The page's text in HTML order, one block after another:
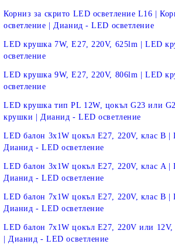
Корниз за скрито LED осветление L16 |
осветление | Дианид - LED осветление
LED крушка 7W, E27, 220V, 625lm | LED
осветление
LED крушка 9W, E27, 220V, 806lm | LED
осветление
LED крушка тип PL 12W, цокъл G23 или
крушки | Дианид - LED осветление
LED балон 3х1W цокъл E27, 220V, клас B |
Дианид - LED осветление
LED балон 3х1W цокъл E27, 220V, клас A |
Дианид - LED осветление
LED балон 7х1W цокъл E27, 220V, клас B |
Дианид - LED осветление
LED балон 7х1W цокъл E27, 220V или
| Дианид - LED осветление